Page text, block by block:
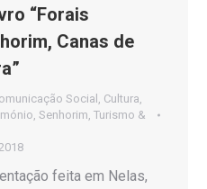
“Forais
Canas de
Social , Cultura,
, Senhorim, Turismo &
feita em Nelas,